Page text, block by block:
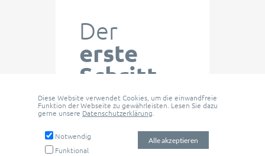
Der
erste
Schritt
Diese Website verwendet Cookies, um die einwandfreie
Funktion der Webseite zu gewährleisten. Lesen Sie dazu
gerne unsere Datenschutzerklärung
Notwendig
Funktional
Alle akzeptieren